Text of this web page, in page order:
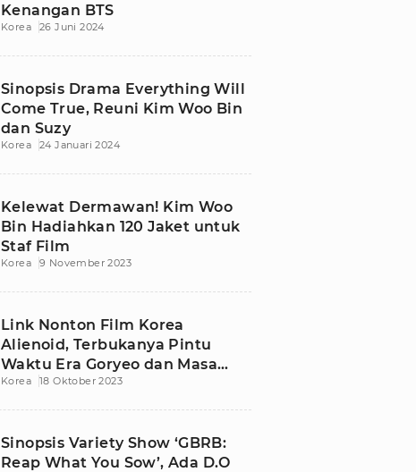
Kenangan BTS
Korea 26 Juni 2024
Sinopsis Drama Everything Will
Come True, Reuni Kim Woo Bin
dan Suzy
Korea 24 Januari 2024
Kelewat Dermawan! Kim Woo
Bin Hadiahkan 120 Jaket untuk
Staf Film
Korea 9 November 2023
Link Nonton Film Korea
Alienoid, Terbukanya Pintu
Waktu Era Goryeo dan Masa
Kini
Korea 18 Oktober 2023
Sinopsis Variety Show ‘GBRB:
Reap What You Sow’, Ada D.O